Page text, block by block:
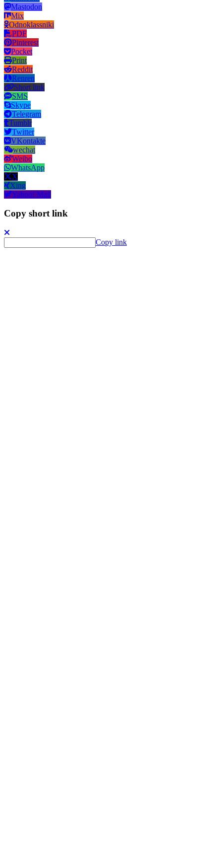
Mastodon
Mix
Odnoklassniki
PDF
Pinterest
Pocket
Print
Reddit
Renren
Short link
SMS
Skype
Telegram
Tumblr
Twitter
VKontakte
wechat
Weibo
WhatsApp
X
Xing
Yahoo! Mail
Copy short link
Copy link